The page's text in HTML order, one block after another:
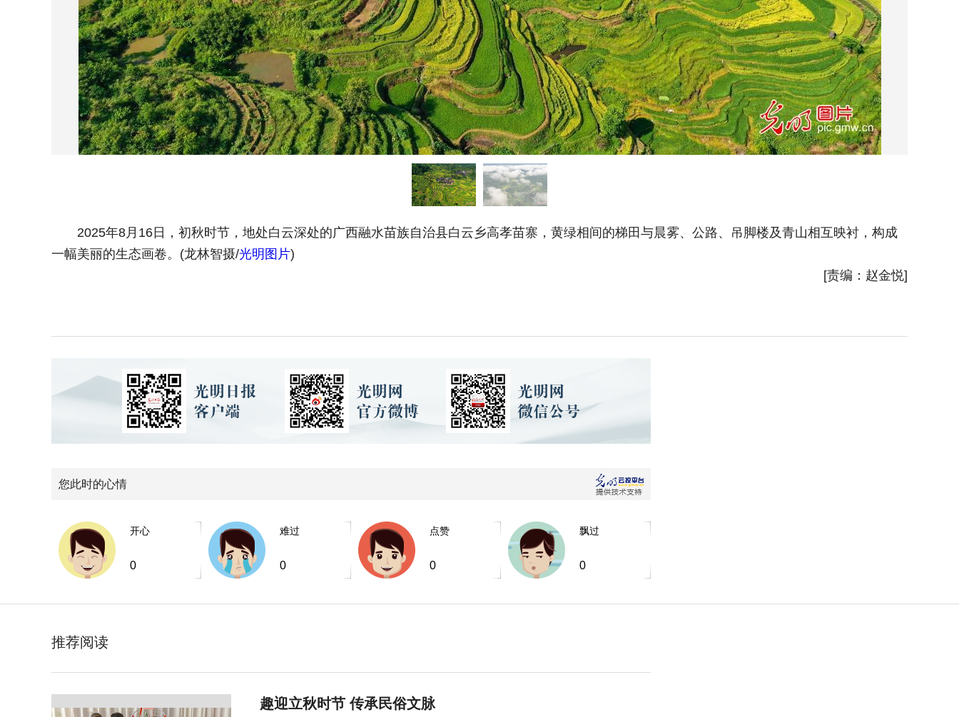
2025年8月16日，初秋时节，地处白云深处的广西融水苗族自治县白云乡高孝苗寨，黄绿相间的梯田与晨雾、公路、吊脚楼及青山相互映衬，构成
一幅美丽的生态画卷。(龙林智摄/光明图片)
[责编：赵金悦]
您此时的心情
开心
0
难过
0
点赞
0
飘过
0
推荐阅读
趣迎立秋时节 传承民俗文脉